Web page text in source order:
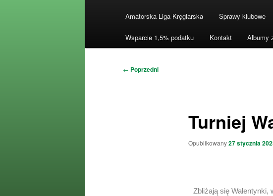
Amatorska Liga Kręglarska Sprawy klubowe
Wsparcie 1,5% podatku Kontakt Albumy
Nawigacja
← Poprzedni
Turniej
Opublikowany27 stycznia
Zbliżają się Walentynki,